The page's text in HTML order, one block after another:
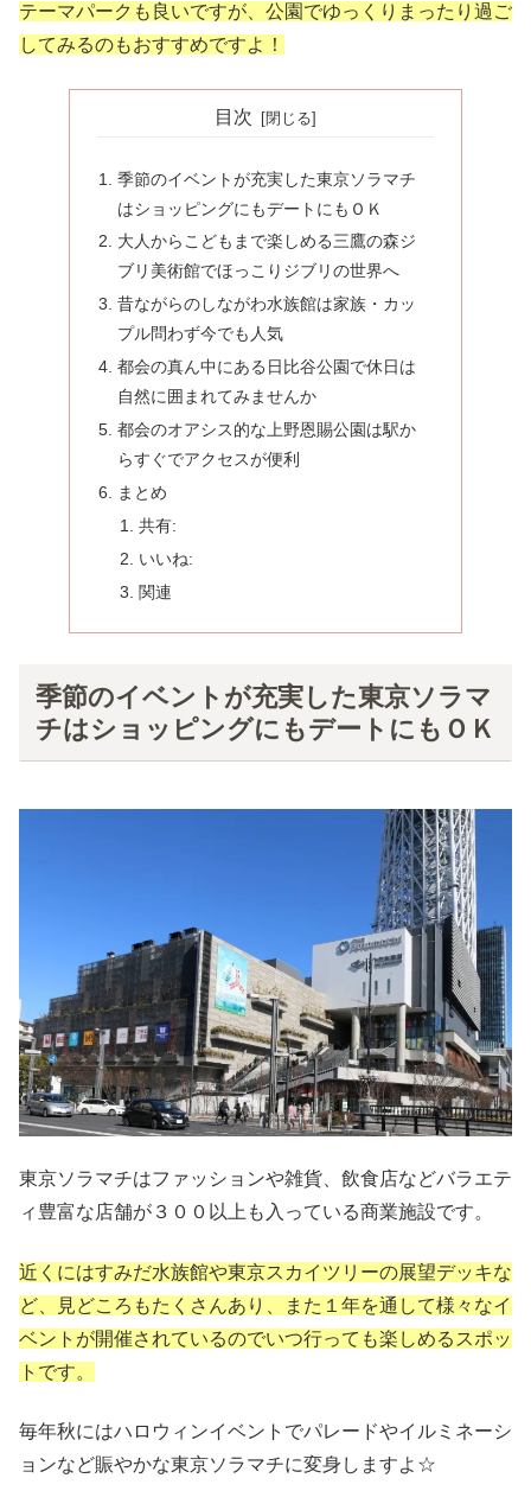
テーマパークも良いですが、公園でゆっくりまったり過ご
してみるのもおすすめですよ！
目次
季節のイベントが充実した東京ソラマチ
はショッピングにもデートにもＯＫ
大人からこどもまで楽しめる三鷹の森ジ
ブリ美術館でほっこりジブリの世界へ
昔ながらのしながわ水族館は家族・カッ
プル問わず今でも人気
都会の真ん中にある日比谷公園で休日は
自然に囲まれてみませんか
都会のオアシス的な上野恩賜公園は駅か
らすぐでアクセスが便利
まとめ
共有:
いいね:
関連
季節のイベントが充実した東京ソラマ
チはショッピングにもデートにもＯＫ
東京ソラマチはファッションや雑貨、飲食店などバラエテ
ィ豊富な店舗が３００以上も入っている商業施設です。
近くにはすみだ水族館や東京スカイツリーの展望デッキな
ど、見どころもたくさんあり、また１年を通して様々なイ
ベントが開催されているのでいつ行っても楽しめるスポッ
トです。
毎年秋にはハロウィンイベントでパレードやイルミネーシ
ョンなど賑やかな東京ソラマチに変身しますよ☆